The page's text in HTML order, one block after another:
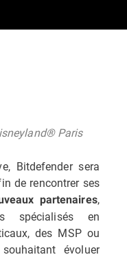
Paris
Bitdefender sera
de rencontrer ses
partenaires,
spécialisés en
des MSP ou
évoluer